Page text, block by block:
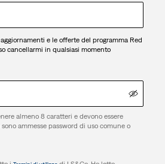
e le offerte del programma Red
cancellarmi in qualsiasi momento
almeno 8 caratteri e devono essere
ammesse password di uso comune o